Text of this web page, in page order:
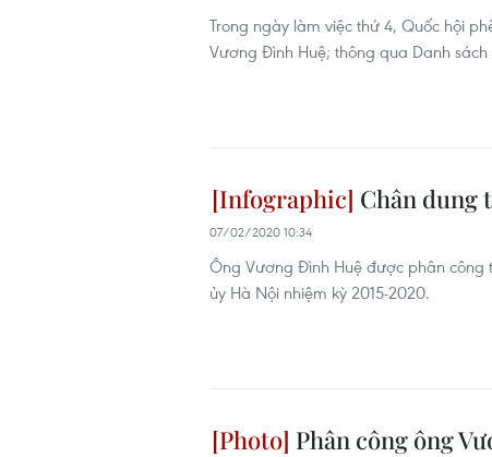
Trong ngày làm việc thứ 4, Quốc hội
Vương Đình Huệ; thông qua Danh
Chân dung
07/02/2020 10:34
Ông Vương Đình Huệ được phân công
ủy Hà Nội nhiệm kỳ 2015-2020.
Phân công ông